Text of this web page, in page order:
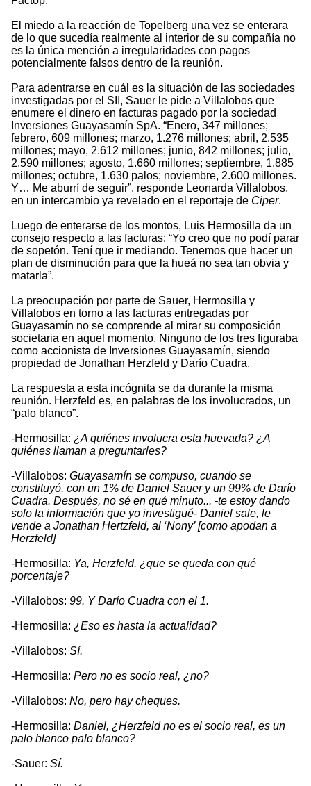
El miedo a la reacción de Topelberg una vez se enterara
de lo que sucedía realmente al interior de su compañía no
es la única mención a irregularidades con pagos
potencialmente falsos dentro de la reunión.
Para adentrarse en cuál es la situación de las sociedades
investigadas por el SII, Sauer le pide a Villalobos que
enumere el dinero en facturas pagado por la sociedad
Inversiones Guayasamín SpA. “Enero, 347 millones;
febrero, 609 millones; marzo, 1.276 millones; abril, 2.535
millones; mayo, 2.612 millones; junio, 842 millones; julio,
2.590 millones; agosto, 1.660 millones; septiembre, 1.885
millones; octubre, 1.630 palos; noviembre, 2.600 millones.
Y… Me aburrí de seguir”, responde Leonarda Villalobos,
en un intercambio ya revelado en el reportaje de Ciper.
Luego de enterarse de los montos, Luis Hermosilla da un
consejo respecto a las facturas: “Yo creo que no podí parar
de sopetón. Tení que ir mediando. Tenemos que hacer un
plan de disminución para que la hueá no sea tan obvia y
matarla”.
La preocupación por parte de Sauer, Hermosilla y
Villalobos en torno a las facturas entregadas por
Guayasamín no se comprende al mirar su composición
societaria en aquel momento. Ninguno de los tres figuraba
como accionista de Inversiones Guayasamín, siendo
propiedad de Jonathan Herzfeld y Darío Cuadra.
La respuesta a esta incógnita se da durante la misma
reunión. Herzfeld es, en palabras de los involucrados, un
“palo blanco”.
-Hermosilla: ¿A quiénes involucra esta huevada? ¿A
quiénes llaman a preguntarles?
-Villalobos: Guayasamín se compuso, cuando se
constituyó, con un 1% de Daniel Sauer y un 99% de Darío
Cuadra. Después, no sé en qué minuto... -te estoy dando
solo la información que yo investigué- Daniel sale, le
vende a Jonathan Hertzfeld, al ‘Nony’ [como apodan a
Herzfeld]
-Hermosilla: Ya, Herzfeld, ¿que se queda con qué
porcentaje?
-Villalobos: 99. Y Darío Cuadra con el 1.
-Hermosilla: ¿Eso es hasta la actualidad?
-Villalobos: Sí.
-Hermosilla: Pero no es socio real, ¿no?
-Villalobos: No, pero hay cheques.
-Hermosilla: Daniel, ¿Herzfeld no es el socio real, es un
palo blanco palo blanco?
-Sauer: Sí.